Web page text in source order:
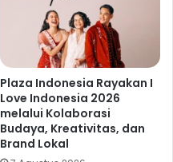
Plaza Indonesia Rayakan I
Love Indonesia 2026
melalui Kolaborasi
Budaya, Kreativitas, dan
Brand Lokal